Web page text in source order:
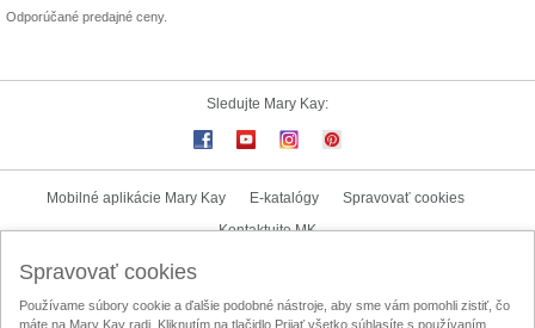
Odporúčané predajné ceny.
Sledujte Mary Kay:
Mobilné aplikácie Mary Kay E-katalógy
Spravovať cookies
Kontaktujte MK
Mary Kay InTouch
Lokalizátor nezávislých kozmetických poradkýň
Spravovať cookies
Používame súbory cookie a ďalšie podobné nástroje, aby sme vám pomohli zistiť, čo
máte na Mary Kay radi. Kliknutím na tlačidlo Prijať všetko súhlasíte s používaním